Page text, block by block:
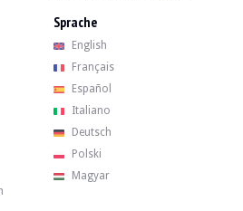
Sprache
English
Français
Español
Italiano
Deutsch
Polski
Magyar